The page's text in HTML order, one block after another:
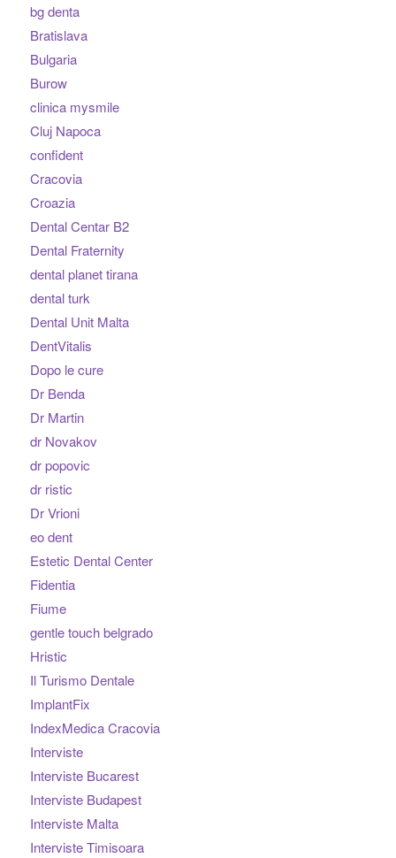
bg denta
Bratislava
Bulgaria
Burow
clinica mysmile
Cluj Napoca
confident
Cracovia
Croazia
Dental Centar B2
Dental Fraternity
dental planet tirana
dental turk
Dental Unit Malta
DentVitalis
Dopo le cure
Dr Benda
Dr Martin
dr Novakov
dr popovic
dr ristic
Dr Vrioni
eo dent
Estetic Dental Center
Fidentia
Fiume
gentle touch belgrado
Hristic
Il Turismo Dentale
ImplantFix
IndexMedica Cracovia
Interviste
Interviste Bucarest
Interviste Budapest
Interviste Malta
Interviste Timisoara